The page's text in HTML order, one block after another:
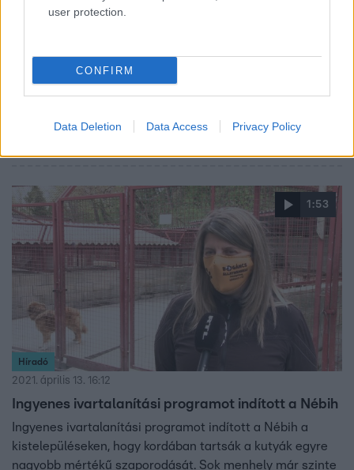
user protection.
CONFIRM
Data Deletion Data Access Privacy Policy
A borsodiak a legkevésbé védettek a koronavírus
A borsodiak a legkevésbé védettek a koronavírus ellen az
országban. Ez derül ki azokból az adatokból, amelyeket
Szél Bernadett kapott meg. Van olyan kistelepülés az
országban, ahol százból csak 5 embernek van védettségi
igazolványa, míg Budapesten százból majdnem
nyolcvannak. A független képviselő szerint a kormánynak
legszegényebb településeken. A kormány szerint csak
kisebb területi különbségek vannak az országban.
1:53
Híradó
2021. április 13. 16:12
Ingyenes ivartalanítási programot indított a Nébih
Ingyenes ivartalanítási programot indított a Nébih a
kistelepüléseken, hogy kordában tartsák a kutyák egyre
nagyobb mértékű szaporodását. Sok menhely már szinte